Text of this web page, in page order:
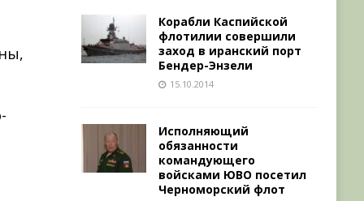
Корабли Каспийской
флотилии совершили
заход в иранский порт
Бендер-Энзели
15.10.2014
Исполняющий
обязанности
командующего
войсками ЮВО посетил
Черноморский флот